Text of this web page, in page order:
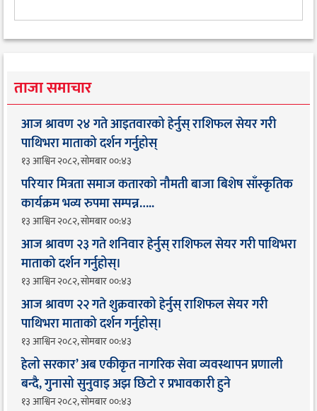
ताजा समाचार
आज श्रावण २४ गते आइतवारको हेर्नुस् राशिफल सेयर गरी
पाथिभरा माताको दर्शन गर्नुहोस्
१३ आश्विन २०८२, सोमबार ००:४३
परियार मित्रता समाज कतारको नौमती बाजा बिशेष साँस्कृतिक
कार्यक्रम भव्य रुपमा सम्पन्न…..
१३ आश्विन २०८२, सोमबार ००:४३
आज श्रावण २३ गते शनिवार हेर्नुस् राशिफल सेयर गरी पाथिभरा
माताको दर्शन गर्नुहोस्।
१३ आश्विन २०८२, सोमबार ००:४३
आज श्रावण २२ गते शुक्रवारको हेर्नुस् राशिफल सेयर गरी
पाथिभरा माताको दर्शन गर्नुहोस्।
१३ आश्विन २०८२, सोमबार ००:४३
हेलो सरकार’ अब एकीकृत नागरिक सेवा व्यवस्थापन प्रणाली
बन्दै, गुनासो सुनुवाइ अझ छिटो र प्रभावकारी हुने
१३ आश्विन २०८२, सोमबार ००:४३